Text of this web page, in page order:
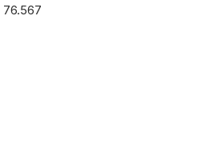
76.567